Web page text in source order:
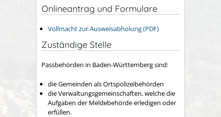
Onlineantrag und Formulare
Vollmacht zur Ausweisabholung (PDF)
Zuständige Stelle
Passbehörden in Baden-Württemberg sind:
die Gemeinden als Ortspolizeibehörden
die Verwaltungsgemeinschaften,welche die
Aufgaben der Meldebehörde erledigen oder
erfüllen.